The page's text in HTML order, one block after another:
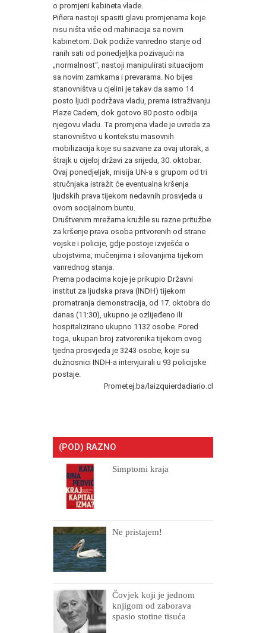
o promjeni kabineta vlade.
Piñera nastoji spasiti glavu promjenama koje
nisu ništa više od mahinacija sa novim
kabinetom. Dok podiže vanredno stanje od
ranih sati od ponedjeljka pozivajući na
„normalnost“, nastoji manipulirati situacijom
sa novim zamkama i prevarama. No bijes
stanovništva u cjelini je takav da samo 14
posto ljudi podržava vladu, prema istraživanju
Plaze Cadem, dok gotovo 80 posto odbija
njegovu vladu. Ta promjena vlade je uvreda za
stanovništvo u kontekstu masovnih
mobilizacija koje su sazvane za ovaj utorak, a
štrajk u cijeloj državi za srijedu, 30. oktobar.
Ovaj ponedjeljak, misija UN-a s grupom od tri
stručnjaka istražit će eventualna kršenja
ljudskih prava tijekom nedavnih prosvjeda u
ovom socijalnom buntu.
Društvenim mrežama kružile su razne pritužbe
za kršenje prava osoba pritvorenih od strane
vojske i policije, gdje postoje izvješća o
ubojstvima, mučenjima i silovanjima tijekom
vanrednog stanja.
Prema podacima koje je prikupio Državni
institut za ljudska prava (INDH) tijekom
promatranja demonstracija, od 17. oktobra do
danas (11:30), ukupno je ozlijeđeno ili
hospitalizirano ukupno 1132 osobe. Pored
toga, ukupan broj zatvorenika tijekom ovog
tjedna prosvjeda je 3243 osobe, koje su
dužnosnici INDH-a intervjuirali u 93 policijske
postaje.
Prometej.ba/laizquierdadiario.cl
(POD) RAZNO
Simptomi kraja
Ne pristajem!
Čovjek koji je jednom
knjigom od zaborava
spasio stotine tisuća